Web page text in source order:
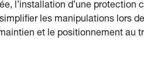
l’installation d’une protection
les manipulations lors
et le positionnement au